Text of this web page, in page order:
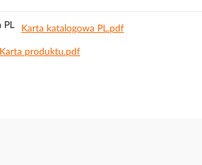
Karta katalogowa PL.pdf
Karta produktu.pdf